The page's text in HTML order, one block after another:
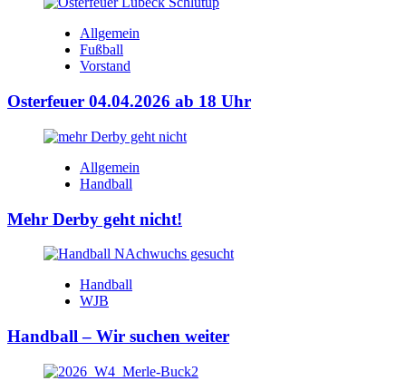
Allgemein
Fußball
Vorstand
Osterfeuer 04.04.2026 ab 18 Uhr
Allgemein
Handball
Mehr Derby geht nicht!
Handball
WJB
Handball – Wir suchen weiter